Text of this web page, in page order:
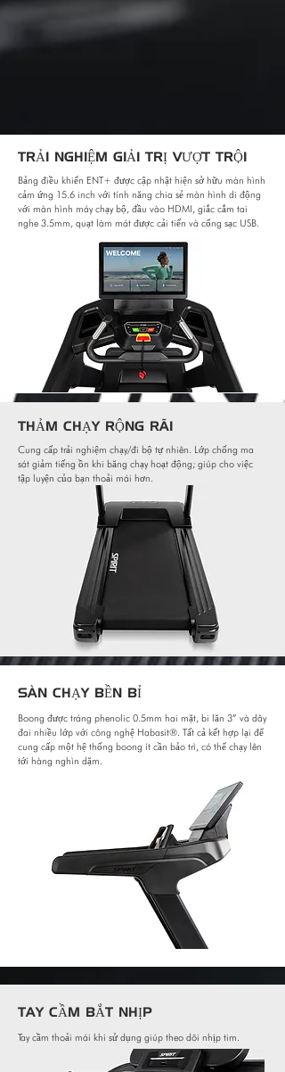
TRẢI NGHIỆM GIẢI TRỊ VƯỢT TRỘI
Bảng điều khiển ENT+ được cập nhật hiện sở hữu màn hình
cảm ứng 15.6 inch với tính năng chia sẻ màn hình di động
với màn hình máy chạy bộ, đầu vào HDMI, giắc cắm tai
nghe 3.5mm, quạt làm mát được cải tiến và cổng sạc USB.
THẢM CHẠY RỘNG RÃI
Cung cấp trải nghiệm chạy/đi bộ tự nhiên. Lớp chống ma
sát giảm tiếng ồn khi băng chạy hoạt động; giúp cho việc
tập luyện của bạn thoải mái hơn.
SÀN CHẠY BỀN BỈ
Boong được tráng phenolic 0.5mm hai mặt, bi lăn 3” và dây
đai nhiều lớp với công nghệ Habasit®. Tất cả kết hợp lại để
cung cấp một hệ thống boong ít cần bảo trì, có thể chạy lên
tới hàng nghìn dặm.
TAY CẦM BẮT NHỊP
Tay cầm thoải mái khi sử dụng giúp theo dõi nhịp tim.